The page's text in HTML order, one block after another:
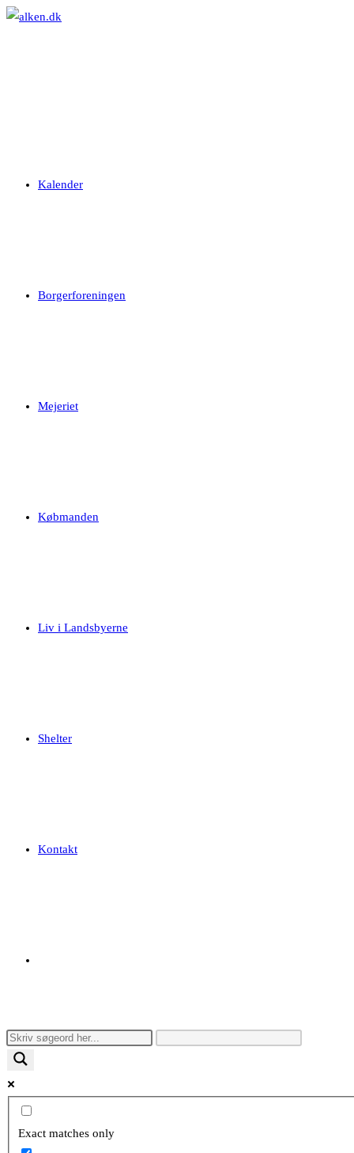
Skip
Kalender
Borgerforeningen
Mejeriet
Købmanden
Liv i Landsbyerne
Shelter
Kontakt
Exact matches only